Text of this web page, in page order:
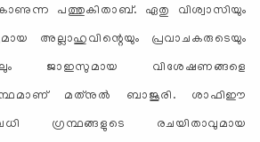
പത്തുകിതാബ്. ഏതു വിശ്വാസിയും
അല്ലാഹുവിന്റെയും പ്രവാചകരുടെയും
ജാഇസുമായ വിശേഷണങ്ങളെ
ഗ്രന്ഥമാണ് മത്‌നുല്‍ ബാജൂരി. ശാഫിഈ
ഗ്രന്ഥങ്ങളുടെ രചയിതാവുമായ